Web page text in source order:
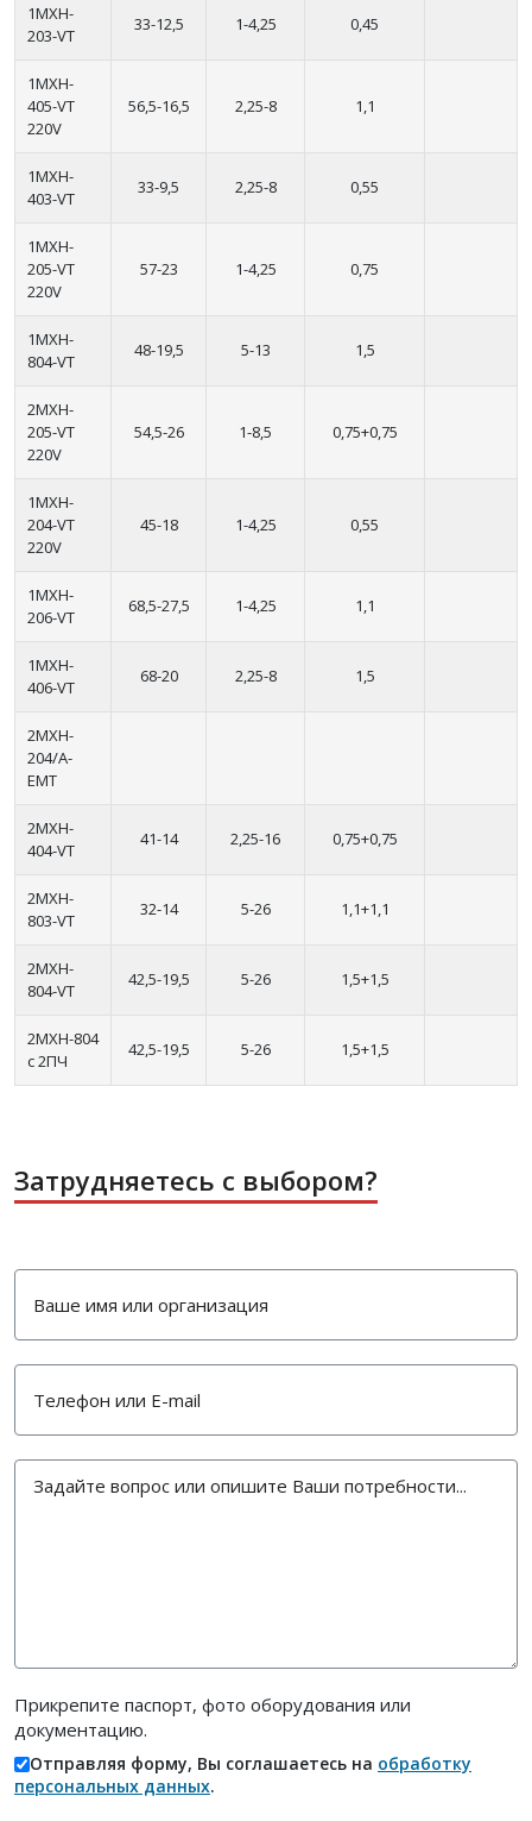
1MXH-
203-VT
33-12,5 1-4,25 0,45
1MXH-
405-VT
220V
56,5-16,5 2,25-8 1,1
1MXH-
403-VT
33-9,5 2,25-8 0,55
1MXH-
205-VT
220V
57-23 1-4,25 0,75
1MXH-
804-VT
48-19,5 5-13 1,5
2MXH-
205-VT
220V
54,5-26 1-8,5 0,75+0,75
1MXH-
204-VT
220V
45-18 1-4,25 0,55
1MXH-
206-VT
68,5-27,5 1-4,25 1,1
1MXH-
406-VT
68-20 2,25-8 1,5
2MXH-
204/A-
EMT
2MXH-
404-VT
41-14 2,25-16 0,75+0,75
2MXH-
803-VT
32-14 5-26 1,1+1,1
2MXH-
804-VT
42,5-19,5 5-26 1,5+1,5
2MXH-804
с 2ПЧ
42,5-19,5 5-26 1,5+1,5
Затрудняетесь с выбором?
Прикрепите паспорт, фото оборудования или
документацию.
Отправляя форму, Вы соглашаетесь на обработку
персональных данных.